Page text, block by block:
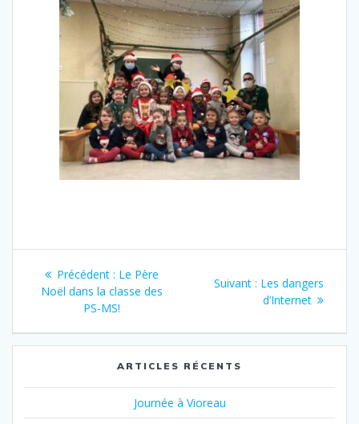
Navigation
de
l’article
Précédent : Article
précédent
:
Le Père
Noël dans la classe des
PS-MS!
Suivant : Article
suivant
Les dangers
d’Internet
ARTICLES RÉCENTS
Journée à Vioreau